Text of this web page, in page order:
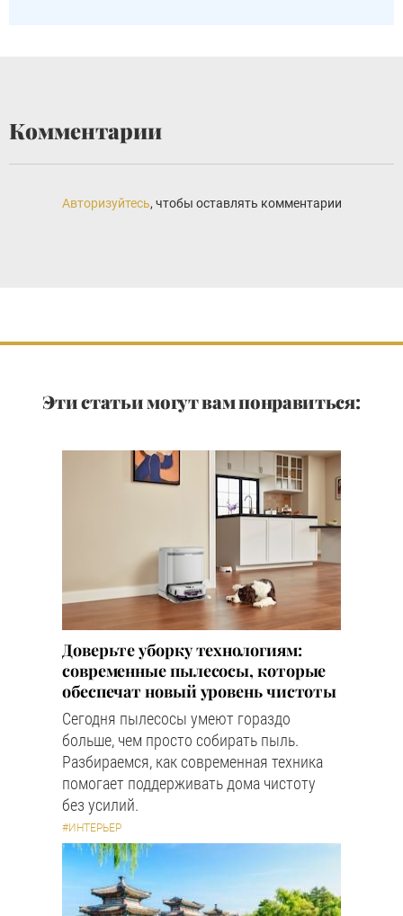
Комментарии
Авторизуйтесь, чтобы оставлять комментарии
Эти статьи могут вам понравиться:
Доверьте уборку технологиям:
современные пылесосы, которые
обеспечат новый уровень чистоты
Сегодня пылесосы умеют гораздо
больше, чем просто собирать пыль.
Разбираемся, как современная техника
помогает поддерживать дома чистоту
без усилий.
#ИНТЕРЬЕР